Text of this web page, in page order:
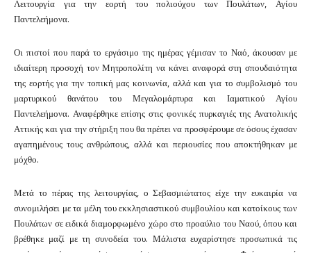
Λειτουργία για την εορτή του πολιούχου των Πουλάτων, Αγίου
Παντελεήμονα.
Οι πιστοί που παρά το εργάσιμο της ημέρας γέμισαν το Ναό, άκουσαν με
ιδιαίτερη προσοχή τον Μητροπολίτη να κάνει αναφορά στη σπουδαιότητα
της εορτής για την τοπική μας κοινωνία, αλλά και για το συμβολισμό του
μαρτυρικού θανάτου του Μεγαλομάρτυρα και Ιαματικού Αγίου
Παντελεήμονα. Αναφέρθηκε επίσης στις φονικές πυρκαγιές της Ανατολικής
Αττικής και για την στήριξη που θα πρέπει να προσφέρουμε σε όσους έχασαν
αγαπημένους τους ανθρώπους, αλλά και περιουσίες που αποκτήθηκαν με
μόχθο.
Μετά το πέρας της λειτουργίας, ο Σεβασμιώτατος είχε την ευκαιρία να
συνομιλήσει με τα μέλη του εκκλησιαστικού συμβουλίου και κατοίκους των
Πουλάτων σε ειδικά διαμορφωμένο χώρο στο προαύλιο του Ναού, όπου και
βρέθηκε μαζί με τη συνοδεία του. Μάλιστα ευχαρίστησε προσωπικά τις